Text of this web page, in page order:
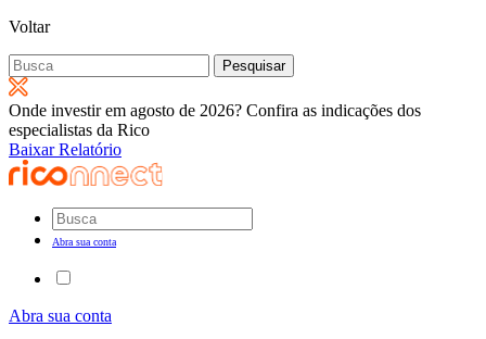
Voltar
Pesquisar
por:
Onde investir em agosto de 2026? Confira as indicações dos
especialistas da Rico
Baixar Relatório
Abra sua conta
Abra sua conta